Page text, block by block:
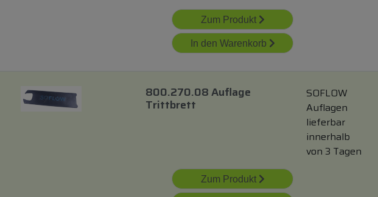
Zum Produkt
In den Warenkorb
800.270.08 Auflage
Trittbrett
SOFLOW
Auflagen
lieferbar
innerhalb
von 3 Tagen
Zum Produkt